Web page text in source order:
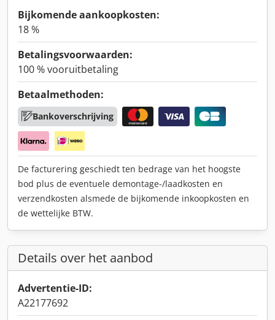
Bijkomende aankoopkosten:
18 %
Betalingsvoorwaarden:
100 % vooruitbetaling
Betaalmethoden:
Bankoverschrijving
De facturering geschiedt ten bedrage van het hoogste
bod plus de eventuele demontage-/laadkosten en
verzendkosten alsmede de bijkomende inkoopkosten en
de wettelijke BTW.
Details over het aanbod
Advertentie-ID:
A22177692